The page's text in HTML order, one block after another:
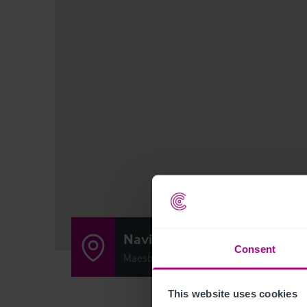
Consent
This website uses cookies
Navigation Inn
Maesbury Marsh, Oswestry SY10 8JB